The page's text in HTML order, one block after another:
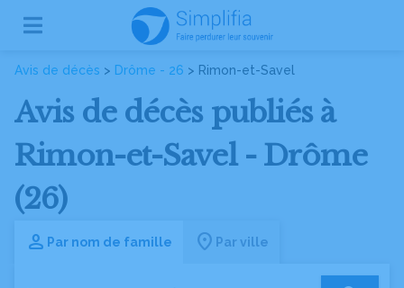
Avis de décès > Drôme - 26 > Rimon-et-Savel
Avis de décès publiés à
Rimon-et-Savel - Drôme
(26)
Par nom de famille Par ville